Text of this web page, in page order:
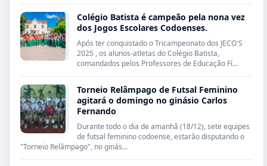
Colégio Batista é campeão pela nona vez
dos Jogos Escolares Codoenses.
Após ter conquistado o Tricampeonato dos JECO'S
2025 , os alunos-atletas do Colégio Batista,
comandados pelos Professores de Educação Fí...
Torneio Relâmpago de Futsal Feminino
agitará o domingo no ginásio Carlos
Fernando
Durante todo o dia de amanhã (18/12), sete equipes
de futsal feminino codoense, estarão disputando o
"Torneio Relâmpago", no ginás...